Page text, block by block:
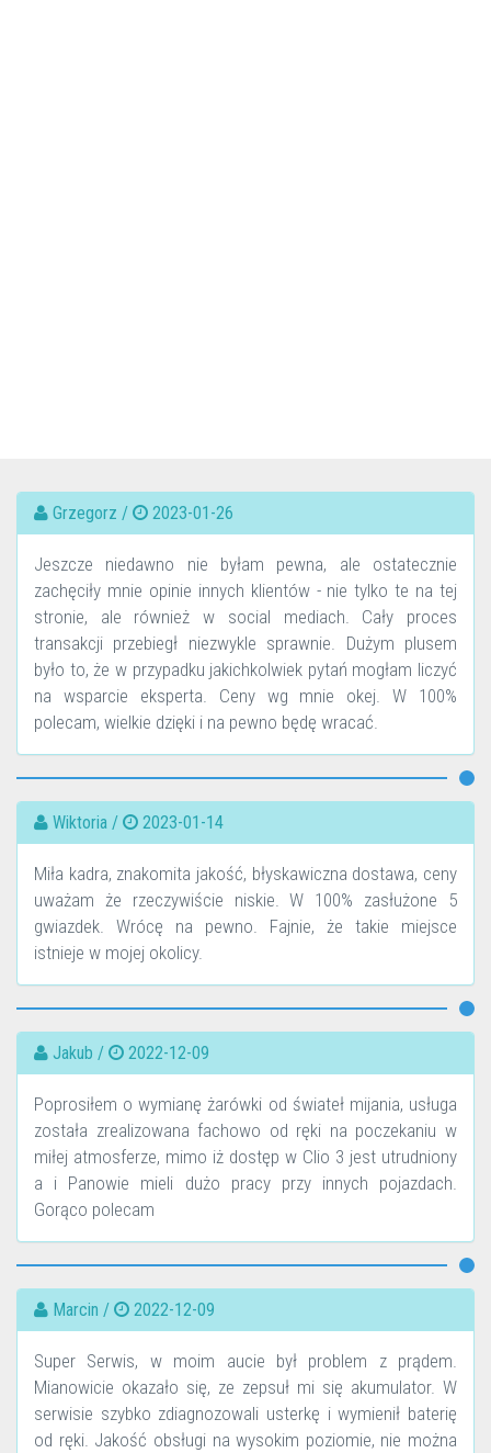
Grzegorz / 2023-01-26
Jeszcze niedawno nie byłam pewna, ale ostatecznie
zachęciły mnie opinie innych klientów - nie tylko te na tej
stronie, ale również w social mediach. Cały proces
transakcji przebiegł niezwykle sprawnie. Dużym plusem
było to, że w przypadku jakichkolwiek pytań mogłam liczyć
na wsparcie eksperta. Ceny wg mnie okej. W 100%
polecam, wielkie dzięki i na pewno będę wracać.
Wiktoria / 2023-01-14
Miła kadra, znakomita jakość, błyskawiczna dostawa, ceny
uważam że rzeczywiście niskie. W 100% zasłużone 5
gwiazdek. Wrócę na pewno. Fajnie, że takie miejsce
istnieje w mojej okolicy.
Jakub / 2022-12-09
Poprosiłem o wymianę żarówki od świateł mijania, usługa
została zrealizowana fachowo od ręki na poczekaniu w
miłej atmosferze, mimo iż dostęp w Clio 3 jest utrudniony
a i Panowie mieli dużo pracy przy innych pojazdach.
Gorąco polecam
Marcin / 2022-12-09
Super Serwis, w moim aucie był problem z prądem.
Mianowicie okazało się, ze zepsuł mi się akumulator. W
serwisie szybko zdiagnozowali usterkę i wymienił baterię
od ręki. Jakość obsługi na wysokim poziomie, nie można